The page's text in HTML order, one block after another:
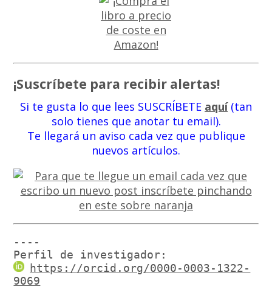
¡Suscríbete para recibir alertas!
Si te gusta lo que lees SUSCRÍBETE aquí(tan
solo tienes que anotar tu email).
Te llegará un aviso cada vez que publique
nuevos artículos.
----
Perfil de investigador:
https://orcid.org/0000-0003-1322-
9069